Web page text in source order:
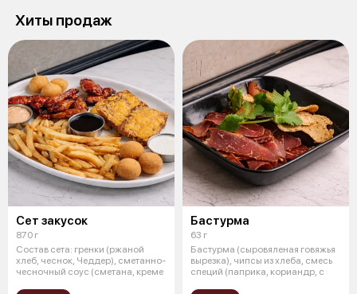
Хиты продаж
Сет закусок
870 г
Состав сета: гренки (ржаной
хлеб, чеснок, Чеддер), сметанно-
чесночный соус (сметана, креме
Бастурма
63 г
Бастурма (сыровяленая говяжья
вырезка), чипсы из хлеба, смесь
специй (паприка, кориандр, с